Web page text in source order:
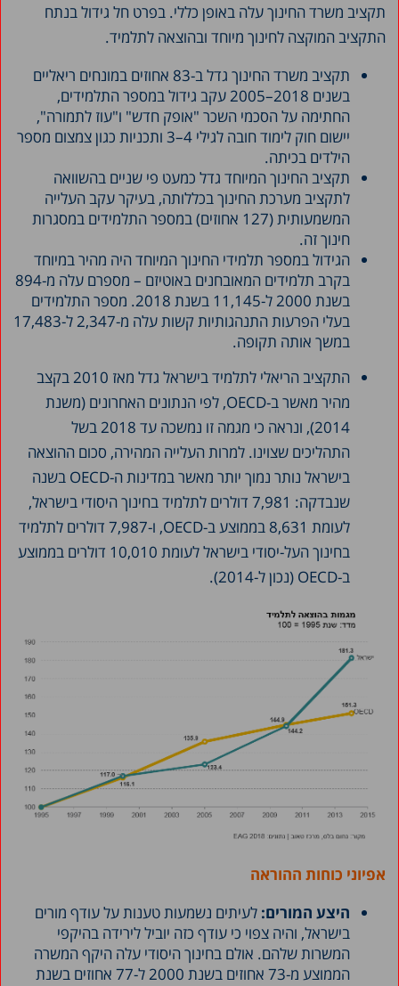
תקציב משרד החינוך עלה באופן כללי. בפרט חל גידול בנתח
התקציב המוקצה לחינוך מיוחד ובהוצאה לתלמיד.
תקציב משרד החינוך גדל ב-83 אחוזים במונחים ריאליים
בשנים 2018–2005 עקב גידול במספר התלמידים,
החתימה על הסכמי השכר "אופק חדש" ו"עוז לתמורה",
יישום חוק לימוד חובה לגילי 4–3 ותכניות כגון צמצום מספר
הילדים בכיתה.
תקציב החינוך המיוחד גדל כמעט פי שניים בהשוואה
לתקציב מערכת החינוך בכללותה, בעיקר עקב העלייה
המשמעותית (127 אחוזים) במספר התלמידים במסגרות
חינוך זה.
הגידול במספר תלמידי החינוך המיוחד היה מהיר במיוחד
בקרב תלמידים המאובחנים באוטיזם – מספרם עלה מ-894
בשנת 2000 ל-11,145 בשנת 2018. מספר התלמידים
בעלי הפרעות התנהגותיות קשות עלה מ-2,347 ל-17,483
במשך אותה תקופה.
התקציב הריאלי לתלמיד בישראל גדל מאז 2010 בקצב
מהיר מאשר ב-OECD, לפי הנתונים האחרונים (משנת
2014), ונראה כי מגמה זו נמשכה עד 2018 בשל
התהליכים שצוינו. למרות העלייה המהירה, סכום ההוצאה
בישראל נותר נמוך יותר מאשר במדינות ה-OECD בשנה
שנבדקה: 7,981 דולרים לתלמיד בחינוך היסודי בישראל,
לעומת 8,631 בממוצע ב-OECD, ו-7,987 דולרים לתלמיד
בחינוך העל-יסודי בישראל לעומת 10,010 דולרים בממוצע
ב-OECD (נכון ל-2014).
אפיוני כוחות ההוראה
היצע המורים: לעיתים נשמעות טענות על עודף מורים
בישראל, והיה צפוי כי עודף כזה יוביל לירידה בהיקפי
המשרות שלהם. אולם בחינוך היסודי עלה היקף המשרה
הממוצע מ-73 אחוזים בשנת 2000 ל-77 אחוזים בשנת